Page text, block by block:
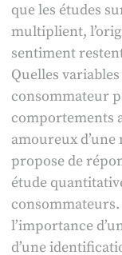
que les études
multiplient,
sentiment
Quelles
consommateur
comportements
amoureux d’une
propose de
étude
l’importance
d’une